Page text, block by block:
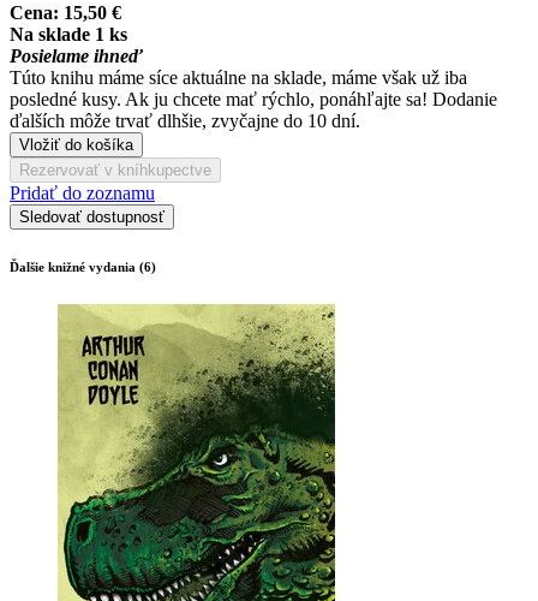
Cena: 15,50 €
Na sklade 1 ks
Posielame ihneď
Túto knihu máme síce aktuálne na sklade, máme však už iba
posledné kusy. Ak ju chcete mať rýchlo, ponáhľajte sa! Dodanie
ďalších môže trvať dlhšie, zvyčajne do 10 dní.
Vložiť do košíka
Rezervovať v kníhkupectve
Pridať do zoznamu
Sledovať dostupnosť
Ďalšie knižné vydania (6)